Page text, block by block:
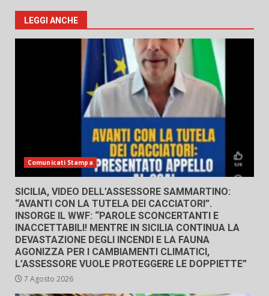
LEGGI ANCHE
Comunicati Stampa
SICILIA, VIDEO DELL’ASSESSORE SAMMARTINO:
“AVANTI CON LA TUTELA DEI CACCIATORI”.
INSORGE IL WWF: “PAROLE SCONCERTANTI E
INACCETTABILI! MENTRE IN SICILIA CONTINUA LA
DEVASTAZIONE DEGLI INCENDI E LA FAUNA
AGONIZZA PER I CAMBIAMENTI CLIMATICI,
L’ASSESSORE VUOLE PROTEGGERE LE DOPPIETTE”
7 Agosto 2026